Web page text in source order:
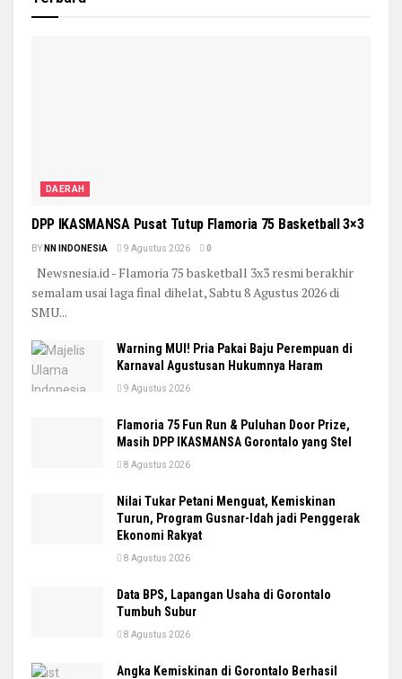
DAERAH
DPP IKASMANSA Pusat Tutup Flamoria 75 Basketball 3×3
BY NN INDONESIA 9 Agustus 2026 0
Newsnesia.id - Flamoria 75 basketball 3x3 resmi berakhir
semalam usai laga final dihelat, Sabtu 8 Agustus 2026 di
SMU...
Warning MUI! Pria Pakai Baju Perempuan di
Karnaval Agustusan Hukumnya Haram
9 Agustus 2026
Flamoria 75 Fun Run & Puluhan Door Prize,
Masih DPP IKASMANSA Gorontalo yang Stel
8 Agustus 2026
Nilai Tukar Petani Menguat, Kemiskinan
Turun, Program Gusnar-Idah jadi Penggerak
Ekonomi Rakyat
8 Agustus 2026
Data BPS, Lapangan Usaha di Gorontalo
Tumbuh Subur
8 Agustus 2026
Angka Kemiskinan di Gorontalo Berhasil